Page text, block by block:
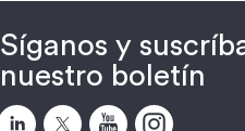
Síganos y
nuestro boletín